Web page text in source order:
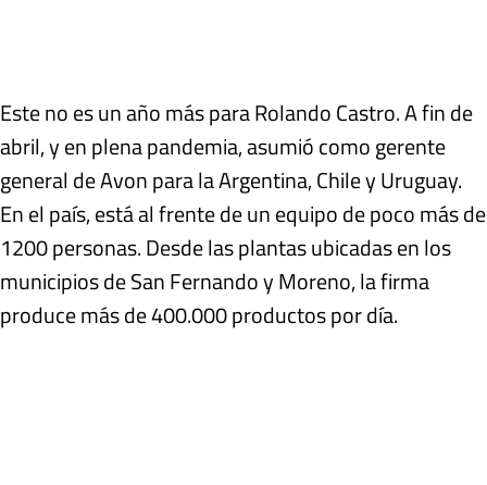
Este no es un año más para Rolando Castro. A fin de
abril, y en plena pandemia, asumió como gerente
general de Avon para la Argentina, Chile y Uruguay.
En el país, está al frente de un equipo de poco más de
1200 personas. Desde las plantas ubicadas en los
municipios de San Fernando y Moreno, la firma
produce más de 400.000 productos por día.